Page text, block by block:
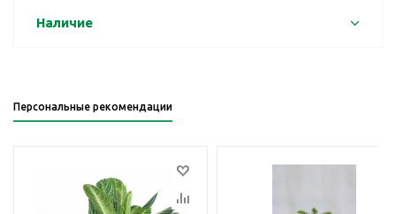
Наличие
Персональные рекомендации